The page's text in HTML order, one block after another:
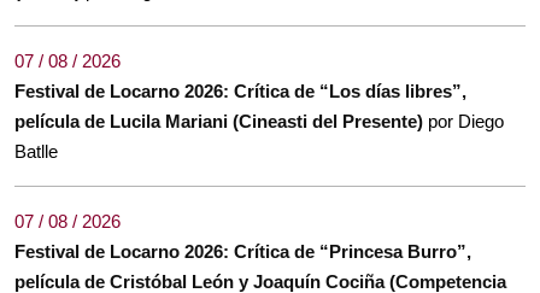
07 / 08 / 2026
Festival de Locarno 2026: Crítica de “Los días libres”,
película de Lucila Mariani (Cineasti del Presente) por Diego
Batlle
07 / 08 / 2026
Festival de Locarno 2026: Crítica de “Princesa Burro”,
película de Cristóbal León y Joaquín Cociña (Competencia